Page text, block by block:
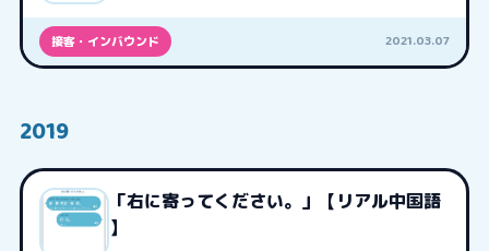
接客・インバウンド 2021.03.07
2019
「右に寄ってください。」【リアル中国語
】